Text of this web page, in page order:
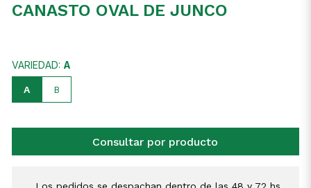
CANASTO OVAL DE JUNCO
VARIEDAD: A
A B
Consultar por producto